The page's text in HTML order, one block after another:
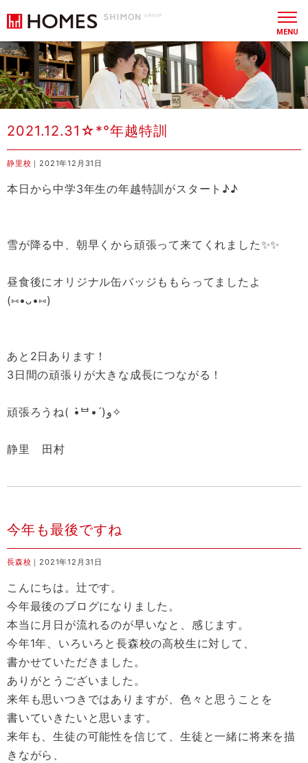
MENU
2021.12.31☆*°年越特訓
静里校 ｜2021年12月31日
本日から中学3年生の年越特訓がスタート♪♪
雪が降る中、朝早くから頑張って来てくれました✨✨
昼食後にオリジナル缶バッジももらってましたよ
(⑅•ᴗ•⑅)
あと2日あります！
3日間の頑張りが大きな成長につながる！
頑張ろうね( •̀ᄇ• ́)ﻭ✧
静里 田村
今年も最後ですね
長森校 ｜2021年12月31日
こんにちは。辻です。
今年最後のブログになりました。
本当に月日が流れるのが早いなと、感じます。
今年1年、いろいろと長森校の高校生に対して、
書かせていただきました。
ありがとうございました。
来年も思いつきではありますが、色々と思うことを
書いていきたいと思います。
来年も、生徒の可能性を信じて、生徒と一緒に将来を描
きながら、